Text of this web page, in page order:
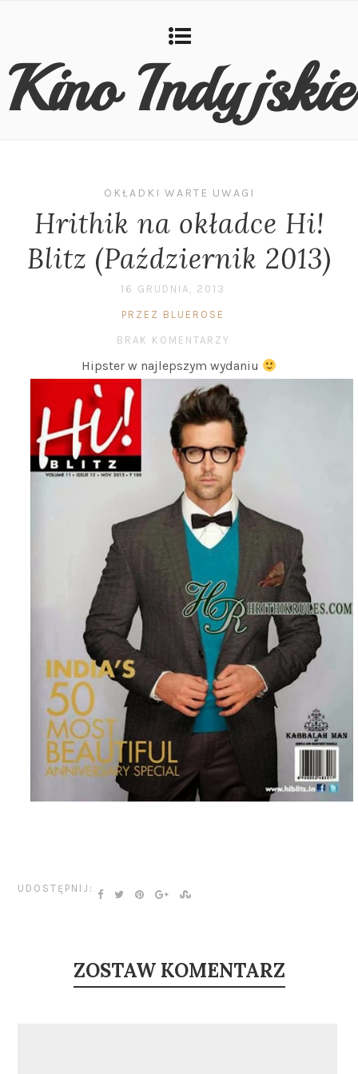
Kino Indyjskie
OKŁADKI WARTE UWAGI
Hrithik na okładce Hi!
Blitz (Październik 2013)
16 GRUDNIA, 2013
PRZEZ BLUEROSE
BRAK KOMENTARZY
Hipster w najlepszym wydaniu
UDOSTĘPNIJ:
ZOSTAW KOMENTARZ